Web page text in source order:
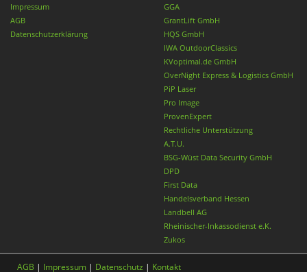
Impressum
AGB
Datenschutzerklärung
GGA
GrantLift GmbH
HQS GmbH
IWA OutdoorClassics
KVoptimal.de GmbH
OverNight Express & Logistics GmbH
PiP Laser
Pro Image
ProvenExpert
Rechtliche Unterstützung
A.T.U.
BSG-Wüst Data Security GmbH
DPD
First Data
Handelsverband Hessen
Landbell AG
Rheinischer-Inkassodienst e.K.
Zukos
AGB | Impressum | Datenschutz | Kontakt